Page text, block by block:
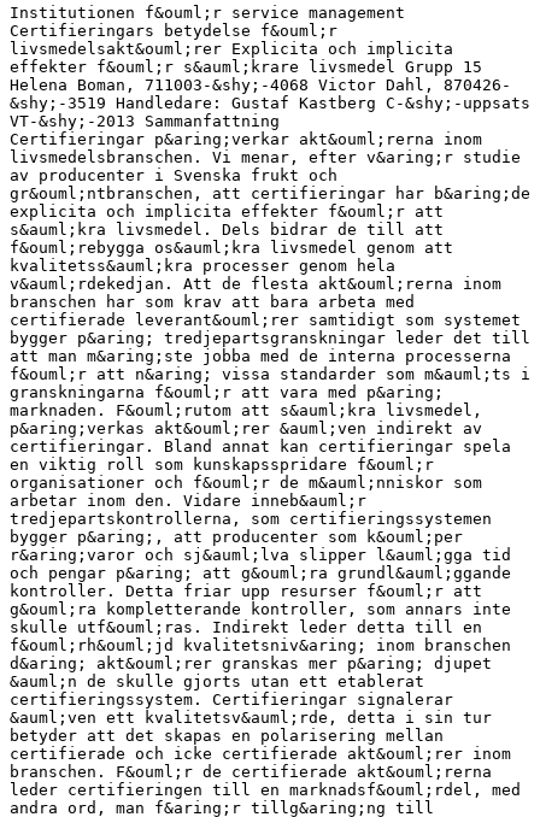
Institutionen f&ouml;r service management Certifieringars betydelse f&ouml;r livsmedelsakt&ouml;rer Explicita och implicita effekter f&ouml;r s&auml;krare livsmedel Grupp 15 Helena Boman, 711003-&shy;‐4068 Victor Dahl, 870426-&shy;‐3519 Handledare: Gustaf Kastberg C-&shy;‐uppsats VT-&shy;‐2013 Sammanfattning Certifieringar p&aring;verkar akt&ouml;rerna inom livsmedelsbranschen. Vi menar, efter v&aring;r studie av producenter i Svenska frukt och gr&ouml;ntbranschen, att certifieringar har b&aring;de explicita och implicita effekter f&ouml;r att s&auml;kra livsmedel. Dels bidrar de till att f&ouml;rebygga os&auml;kra livsmedel genom att kvalitetss&auml;kra processer genom hela v&auml;rdekedjan. Att de flesta akt&ouml;rerna inom branschen har som krav att bara arbeta med certifierade leverant&ouml;rer samtidigt som systemet bygger p&aring; tredjepartsgranskningar leder det till att man m&aring;ste jobba med de interna processerna f&ouml;r att n&aring; vissa standarder som m&auml;ts i granskningarna f&ouml;r att vara med p&aring; marknaden. F&ouml;rutom att s&auml;kra livsmedel, p&aring;verkas akt&ouml;rer &auml;ven indirekt av certifieringar. Bland annat kan certifieringar spela en viktig roll som kunskapsspridare f&ouml;r organisationer och f&ouml;r de m&auml;nniskor som arbetar inom den. Vidare inneb&auml;r tredjepartskontrollerna, som certifieringssystemen bygger p&aring;, att producenter som k&ouml;per r&aring;varor och sj&auml;lva slipper l&auml;gga tid och pengar p&aring; att g&ouml;ra grundl&auml;ggande kontroller. Detta friar upp resurser f&ouml;r att g&ouml;ra kompletterande kontroller, som annars inte skulle utf&ouml;ras. Indirekt leder detta till en f&ouml;rh&ouml;jd kvalitetsniv&aring; inom branschen d&aring; akt&ouml;rer granskas mer p&aring; djupet &auml;n de skulle gjorts utan ett etablerat certifieringssystem. Certifieringar signalerar &auml;ven ett kvalitetsv&auml;rde, detta i sin tur betyder att det skapas en polarisering mellan certifierade och icke certifierade akt&ouml;rer inom branschen. F&ouml;r de certifierade akt&ouml;rerna leder certifieringen till en marknadsf&ouml;rdel, med andra ord, man f&aring;r tillg&aring;ng till marknaden, medan det f&ouml;r icke certifierade akt&ouml;rer kan leda till en marknadsbarri&auml;r och utanf&ouml;rskap. Det har visserligen negativa aspekter f&ouml;r den fria marknaden men samtidigt positivt f&ouml;r att s&auml;kra livsmedel. Nyckelord: certifieringar, s&auml;kra livsmedel, symboliskt v&auml;rde, marknadsaspekter 2 Inneh&aring;llsf&ouml;rteckning 1. INLEDNING ................................................................................................................................................... 4 1.1 BAKGRUND .................................................................................................................................................................... 4 1.2 SYFTE ............................................................................................................................................................................. 5 1.3 DISPOSITION ................................................................................................................................................................. 5 2. TEORIER ........................................................................................................................................................ 6 2.1 FOOD SAFETY MANAGEMENT SYSTEM .................................................................................................................... 6 2.2 CERTIFIERINGARS ROLL F&Ouml;R S&Auml;KRA LIVSMEDEL ................................................................................................... 8 2.3 CERTIFIERINGAR UR ETT MARKNADSPERSPEKTIV ............................................................................................. 12 2.4 CERTIFIERINGARS SYMBOLISKA V&Auml;RDE ................................................................................................................ 13 2.5 CERTIFIERINGAR SOM EN FAKTOR F&Ouml;R GRANSKNING ........................................................................................ 14 2.6 GRANSKNINGAR SOM KOMMERSIALISERATS ........................................................................................................ 15 2.7 CERTIFIERING SOM KUNSKAPSSPRIDARE ............................................................................................................. 16 2.8 BETYDELSEN AV TEORIN ......................................................................................................................................... 18 3. METOD ........................................................................................................................................................ 18 3.1 FLERA F&Ouml;RST&Aring;ELSER OM DEN R&Auml;TTA SANNINGEN ............................................................................................. 19 3.2 F&Ouml;RUTS&Auml;TTNINGAR OCH URVAL ............................................................................................................................ 19 3.3 VARF&Ouml;R SEMISTRUKTURERAD INTERVJU? ........................................................................................................... 21 3.4 HUR INTERVJUERNA UTF&Ouml;RDES ............................................................................................................................. 21 3.5 METODENS TILLF&Ouml;RLITLIGHET .............................................................................................................................. 22 3.6 INNEH&Aring;LLSANALYS GENOM DOKUMENTSTUDIE ................................................................................................. 22 3.7 GENOMF&Ouml;RANDE AV ANALYS .................................................................................................................................. 22 4. DOKUMENTSTUDIE AV CERTIFIERINGAR ....................................................................................... 23 4.1 CERTIFIKAT F&Ouml;R PRIM&Auml;RPRODUCENTER (B2B) ................................................................................................ 24 4.2 CERTIFIKAT F&Ouml;R PRODUKTF&Ouml;R&Auml;DLING (B2B) ................................................................................................... 25 4.3 CERTIFIERINGAR F&Ouml;R SLUTKONSUMENTER (B2C) ............................................................................................ 26 5. EMPIRI &amp; ANALYS ................................................................................................................................... 27 5.1 CERTIFIERINGENS ROLL F&Ouml;R S&Auml;KRA LIVSMEDEL ................................................................................................ 28 5.2 CERTIFIERINGENS ROLL I V&Auml;RDEKEDJAN ............................................................................................................. 31 5.3 TREDJE PARTS BETYDELSE F&Ouml;R S&Auml;KRA LIVSMEDEL ........................................................................................... 35 5.4 CERTIFIERINGARS BETYDELSE F&Ouml;R INTERNA PROCESSER ATT S&Auml;KRA LIVSMEDEL ...................................... 39 5.5 CERTIFIERINGARS ROLL F&Ouml;R HUR BRANSCHEN S&Auml;KRAR LIVSMEDEL .............................................................. 43 6. SLUTSATS ................................................................................................................................................... 45 7. DISKUSSION .............................................................................................................................................. 46 8. REFERENSER ............................................................................................................................................. 49 8. BILAGOR ..................................................................................................................................................... 53 BILAGA 1. INTERVJUMALLAR ......................................................................................................................................... 53 3 1. Inledning 1.1 Bakgrund Under de senare &aring;ren har livsmedelsbranschen hamnat i fokus ett flertal g&aring;nger p&aring; grund av s&aring; kallade livsmedelsskandaler d&auml;r livsmedel orsakar sjukdomar. Det &auml;r ber&auml;knat att os&auml;kra livsmedel &aring;rligen drabbar cirka en procent av Europas befolkning, cirka sju miljoner m&auml;nniskor (Saltini &amp; Akkerman, 2012). Ett exempel vad som kan h&auml;nda, om kontaminerade livsmedel n&aring;r ut till konsumenter, &auml;r utbrottet av Hepatit A tidigare i &aring;r som antas stamma fr&aring;n frysta importerade b&auml;r (Svenska Dagbladet, 2013). Ett annat exempel fr&aring;n 2011 var att groddar satte ig&aring;ng ett utbrott av ehec-&shy;‐smitta som orsakade flera d&ouml;dsfall och sjukdomar &ouml;ver stora delar av Europa. F&ouml;rutom h&auml;lsoriskerna blev f&ouml;ljderna att man fick kasserade stora volymer av groddar och andra gr&ouml;nsaker eftersom det tog l&aring;ng tid att identifiera ursprungsk&auml;llan (Tidningarnas Telegrambyr&aring;, 2011). En allm&auml;n globalisering i v&auml;rldshandeln har &auml;ven influerat livsmedelsbranschen. Livsmedelsproduktion inneb&auml;r ofta l&aring;nga och komplexa v&auml;rdekedjor d&auml;r v&auml;gen ”fr&aring;n jord till bord” inneh&aring;ller globala transporter och flera akt&ouml;rer (Manning, Boons, von Hagen &amp; Reinecke, 2012). Det finns f&ouml;rdelar med ett globalt system, bland annat kan det ge stordriftsf&ouml;rdelar som g&ouml;r att livsmedel kan produceras billigare s&aring; att fler m&auml;nniskor f&aring;r access till st&ouml;rre utbud (Desrochers &amp; Shimizu, 2012). Globalisering kan &auml;ven bidra till s&auml;krare livsmedel; konsumenter f&aring;r tillg&aring;ng till mat fr&aring;n bra omr&aring;den men framf&ouml;rallt kontr